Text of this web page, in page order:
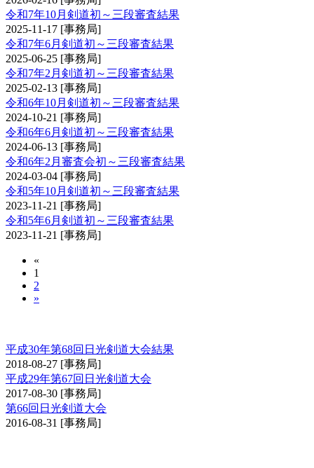
令和7年10月剣道初～三段審査結果
2025-11-17 [事務局]
令和7年6月剣道初～三段審査結果
2025-06-25 [事務局]
令和7年2月剣道初～三段審査結果
2025-02-13 [事務局]
令和6年10月剣道初～三段審査結果
2024-10-21 [事務局]
令和6年6月剣道初～三段審査結果
2024-06-13 [事務局]
令和6年2月審査会初～三段審査結果
2024-03-04 [事務局]
令和5年10月剣道初～三段審査結果
2023-11-21 [事務局]
令和5年6月剣道初～三段審査結果
2023-11-21 [事務局]
«
1
2
»
平成30年第68回日光剣道大会結果
2018-08-27 [事務局]
平成29年第67回日光剣道大会
2017-08-30 [事務局]
第66回日光剣道大会
2016-08-31 [事務局]